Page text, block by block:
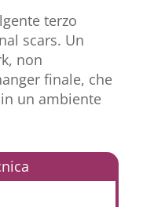
terzo
scars. Un
non
finale, che
un ambiente